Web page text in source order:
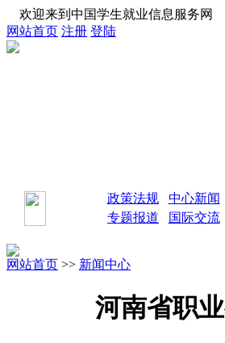
欢迎来到中国学生就业信息服务网
网站首页 注册 登陆
政策法规 中心新闻
专题报道
国际交流
网站首页 >> 新闻中心
河南省职